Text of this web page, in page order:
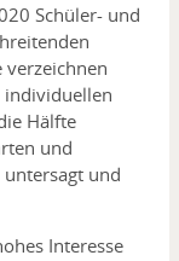
Schüler- und
verzeichnen
individuellen
Hälfte
und
und
Interesse